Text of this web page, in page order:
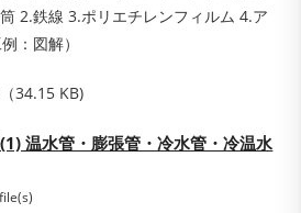
2.鉄線 3.ポリエチレンフィルム 4.ア
：図解）
34.15 KB)
温水管・膨張管・冷水管・冷温水